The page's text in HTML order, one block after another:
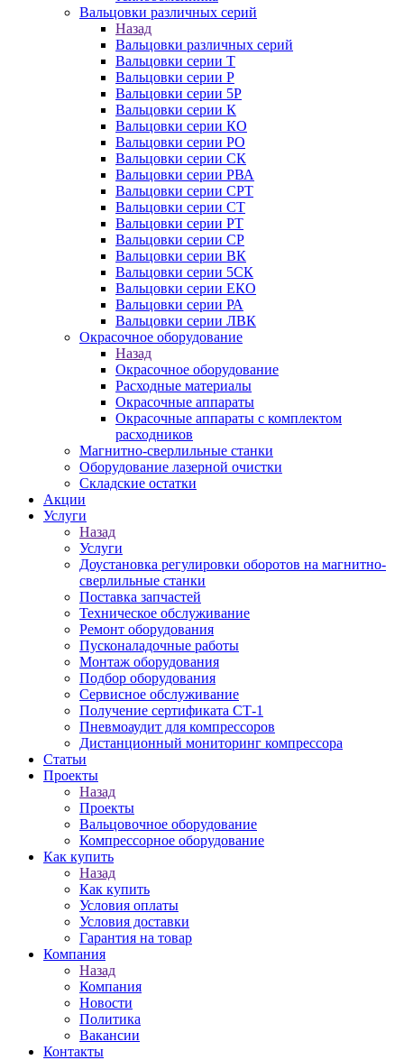
Вальцовки различных серий
Назад
Вальцовки различных серий
Вальцовки серии Т
Вальцовки серии Р
Вальцовки серии 5Р
Вальцовки серии К
Вальцовки серии КО
Вальцовки серии РО
Вальцовки серии СК
Вальцовки серии РВА
Вальцовки серии СРТ
Вальцовки серии СТ
Вальцовки серии РТ
Вальцовки серии СР
Вальцовки серии ВК
Вальцовки серии 5СК
Вальцовки серии ЕКО
Вальцовки серии РА
Вальцовки серии ЛВК
Окрасочное оборудование
Назад
Окрасочное оборудование
Расходные материалы
Окрасочные аппараты
Окрасочные аппараты с комплектом
расходников
Магнитно-сверлильные станки
Оборудование лазерной очистки
Складские остатки
Акции
Услуги
Назад
Услуги
Доустановка регулировки оборотов на магнитно-
сверлильные станки
Поставка запчастей
Техническое обслуживание
Ремонт оборудования
Пусконаладочные работы
Монтаж оборудования
Подбор оборудования
Сервисное обслуживание
Получение сертификата СТ-1
Пневмоаудит для компрессоров
Дистанционный мониторинг компрессора
Статьи
Проекты
Назад
Проекты
Вальцовочное оборудование
Компрессорное оборудование
Как купить
Назад
Как купить
Условия оплаты
Условия доставки
Гарантия на товар
Компания
Назад
Компания
Новости
Политика
Вакансии
Контакты